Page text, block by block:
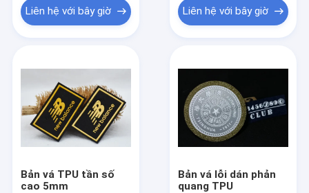
Liên hệ với bây giờ Liên hệ với bây giờ
Bản vá TPU tần số
cao 5mm
Bản vá lỗi dán phản
quang TPU